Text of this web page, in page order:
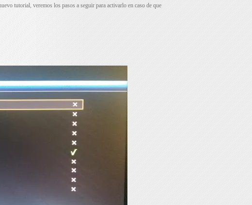
tutorial, veremos los pasos a seguir para activarlo en caso de que